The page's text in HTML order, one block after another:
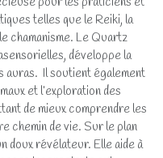
telles que le Reiki, la
chamanisme. Le Quartz
développe la
auras. Il soutient également
et l’exploration des
de mieux comprendre les
chemin de vie. Sur le plan
doux révélateur. Elle aide à